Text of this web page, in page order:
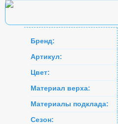
Бренд:
Артикул:
Цвет:
Материал верха:
Материалы подклада:
Сезон: